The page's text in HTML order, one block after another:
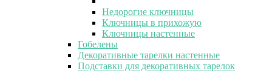
Недорогие ключницы
Ключницы в прихожую
Ключницы настенные
Гобелены
Декоративные тарелки настенные
Подставки для декоративных тарелок